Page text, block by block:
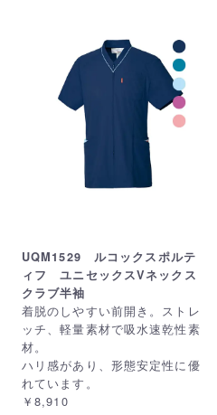
UQM1529 ルコックスポルテ
ィフ ユニセックスVネックス
クラブ半袖
着脱のしやすい前開き。ストレ
ッチ、軽量素材で吸水速乾性素
材。
ハリ感があり、形態安定性に優
れています。
￥8,910